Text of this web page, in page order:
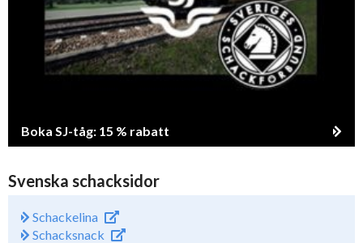
Boka SJ-tåg: 15 % rabatt
Svenska schacksidor
Schackelina
Schacksnack